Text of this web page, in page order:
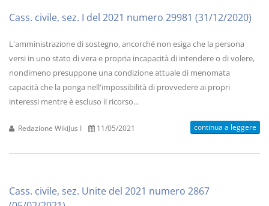
Cass. civile, sez. I del 2021 numero 29981 (31/12/2020)
L'amministrazione di sostegno, ancorché non esiga che la persona
versi in uno stato di vera e propria incapacità di intendere o di volere,
nondimeno presuppone una condizione attuale di menomata
capacità che la ponga nell'impossibilità di provvedere ai propri
interessi mentre è escluso il ricorso...
Redazione WikiJus I 11/05/2021 continua a leggere
Cass. civile, sez. Unite del 2021 numero 2867